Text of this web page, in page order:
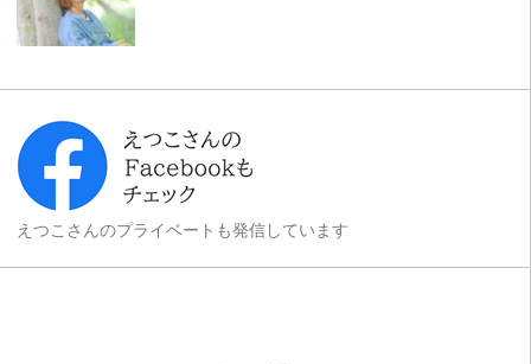
えつこさんのプライベートも発信しています